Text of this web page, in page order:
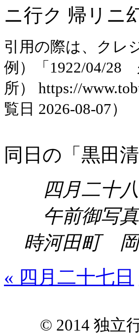
ニ行ク 帰リニ
引用の際は、クレ
例）「1922/04/28
所） https://
覧日 2026-08-07）
同日の「黒田
四月二十
午前御写
時河田町
« 四月二十七日
© 2014 独立